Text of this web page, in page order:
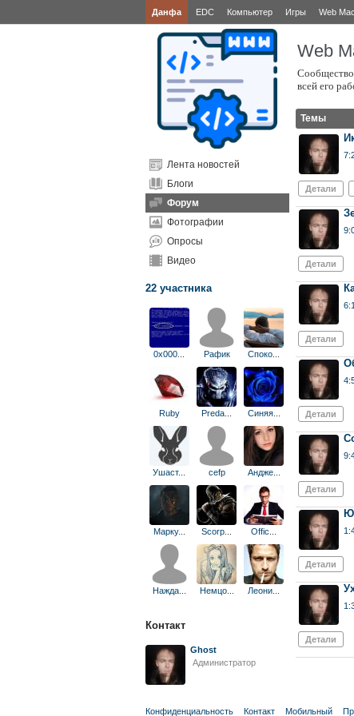
Данфа EDC Компьютер Игры Web
Лента новостей
Блоги
Форум
Фотографии
Опросы
Видео
22 участника
0x000 Рафик Споко
Ruby Preda Синяя...
Ушаст... cefp Андже...
Марку... Scorp Offic
Нажда... Немцо... Леони
Контакт
Ghost
Администратор
Web
Сообщество
всей его
Темы
Детали
Детали
Детали
Детали
Детали
Детали
Детали
Конфиденциальность Контакт Мобильный